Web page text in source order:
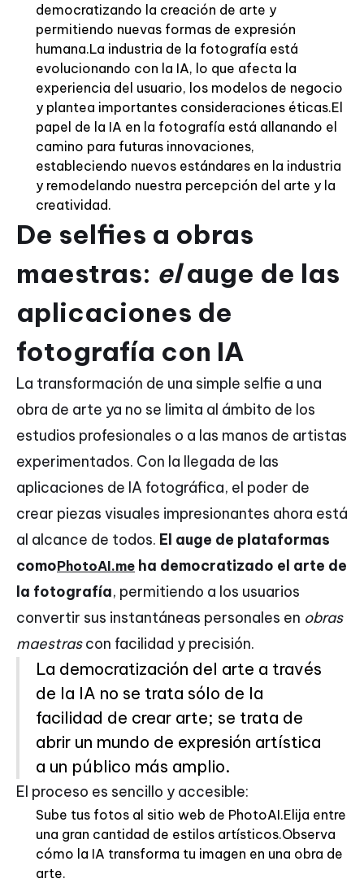
democratizando la creación de arte y
permitiendo nuevas formas de expresión
humana.La industria de la fotografía está
evolucionando con la IA, lo que afecta la
experiencia del usuario, los modelos de negocio
y plantea importantes consideraciones éticas.El
papel de la IA en la fotografía está allanando el
camino para futuras innovaciones,
estableciendo nuevos estándares en la industria
y remodelando nuestra percepción del arte y la
creatividad.
De selfies a obras
maestras: elauge de las
aplicaciones de
fotografía con IA
La transformación de una simple selfie a una
obra de arte ya no se limita al ámbito de los
estudios profesionales o a las manos de artistas
experimentados. Con la llegada de las
aplicaciones de IA fotográfica, el poder de
crear piezas visuales impresionantes ahora está
al alcance de todos. El auge de plataformas
comoPhotoAI.me ha democratizado el arte de
la fotografía, permitiendo a los usuarios
convertir sus instantáneas personales en obras
maestrascon facilidad y precisión.
La democratización del arte a través
de la IA no se trata sólo de la
facilidad de crear arte; se trata de
abrir un mundo de expresión artística
a un público más amplio.
El proceso es sencillo y accesible:
Sube tus fotos al sitio web de PhotoAI.Elija entre
una gran cantidad de estilos artísticos.Observa
cómo la IA transforma tu imagen en una obra de
arte.